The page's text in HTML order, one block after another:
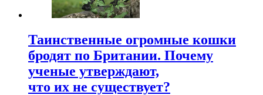
Таинственные огромные кошки
бродят по Британии. Почему
ученые утверждают,
что их не существует?